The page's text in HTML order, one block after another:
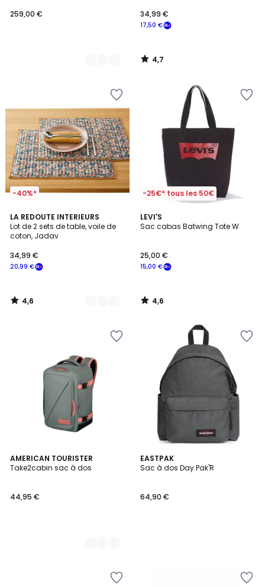
259,00 €
17,50 €
34,99 €
4,7
/
-40%*
LA REDOUTE INTERIEURS
Lot de 2 sets de table, voile de
coton, Jadav
20,99 €
34,99 €
4,6
/ 5
2
Couleurs
4,6
/
-25€* tous les 50€
LEVI'S
Sac cabas Batwing Tote W
15,00 €
25,00 €
4,6
/ 5
4,6
/
AMERICAN TOURISTER
Take2cabin sac à dos
44,95 €
6
Couleurs
EASTPAK
Sac à dos Day Pak'R
64,90 €